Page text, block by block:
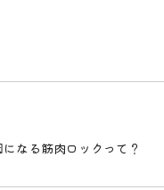
なる筋肉ロックって？